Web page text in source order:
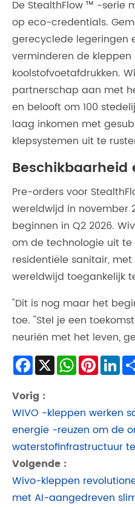
De StealthFlow ™ -serie
op eco-credentials.
gerecyclede legeringen
verminderen de kleppen
koolstofvoetafdrukken.
partnerschap aan met
en belooft om 100
laag inkomen met
klepsystemen uit te
Beschikbaarheid
Pre-orders voor
wereldwijd in november
beginnen in Q2 2026.
om de technologie uit
residentiële sanitair,
wereldwijd toegankelijk
"Dit is nog maar het
toe. "Stel je een
neuriën met het leven,
Facebook
X WhatsApp
Vorig :
WIVO -kleppen werken
energie -reuzen om de
waterstofinfrastructuur
Volgende :
Wivo-kleppen
met AI-aangedreven